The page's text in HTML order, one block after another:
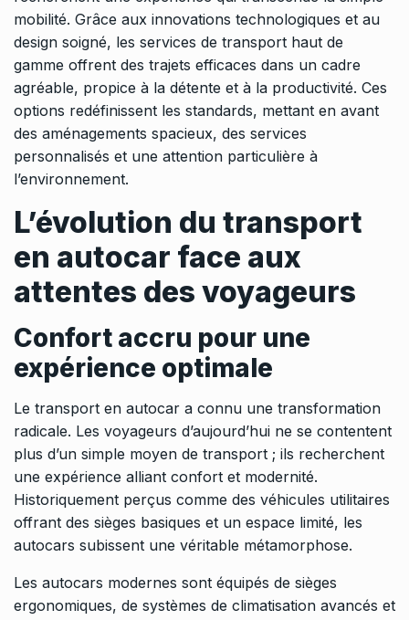
mobilité. Grâce aux innovations technologiques et au
design soigné, les services de transport haut de
gamme offrent des trajets efficaces dans un cadre
agréable, propice à la détente et à la productivité. Ces
options redéfinissent les standards, mettant en avant
des aménagements spacieux, des services
personnalisés et une attention particulière à
l’environnement.
L’évolution du transport
en autocar face aux
attentes des voyageurs
Confort accru pour une
expérience optimale
Le transport en autocar a connu une transformation
radicale. Les voyageurs d’aujourd’hui ne se contentent
plus d’un simple moyen de transport ; ils recherchent
une expérience alliant confort et modernité.
Historiquement perçus comme des véhicules utilitaires
offrant des sièges basiques et un espace limité, les
autocars subissent une véritable métamorphose.
Les autocars modernes sont équipés de sièges
ergonomiques, de systèmes de climatisation avancés et